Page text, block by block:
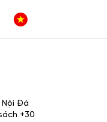
Nội Đà
+30